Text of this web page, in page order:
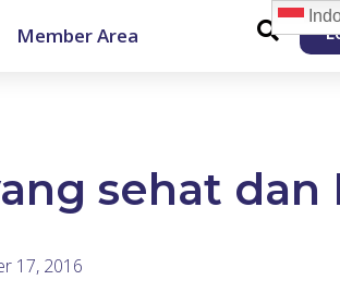
Member Area
sehat
17, 2016